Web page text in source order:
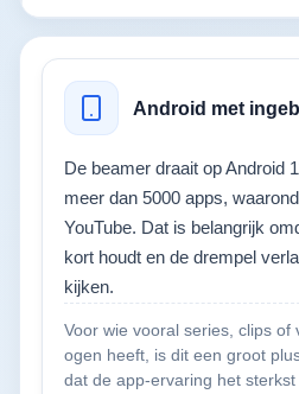
Android met
De beamer draait op Android
meer dan 5000 apps,
YouTube. Dat is belangrijk
kort houdt en de drempel
kijken.
Voor wie vooral series, clips of
ogen heeft, is dit een groot
dat de app-ervaring het